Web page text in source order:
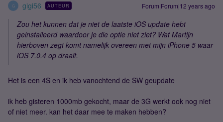
G gigi56 AUTEUR Forum|Forum|12 years ago
Zou het kunnen dat je niet de laatste iOS update hebt
geinstalleerd waardoor je die optie niet ziet? Wat Martijn
hierboven zegt komt namelijk overeen met mijn iPhone 5 waar
iOS 7.0.4 op draait.
Het is een 4S en ik heb vanochtend de SW geupdate
ik heb gisteren 1000mb gekocht, maar de 3G werkt ook nog niet
of niet meer. kan het daar mee te maken hebben?